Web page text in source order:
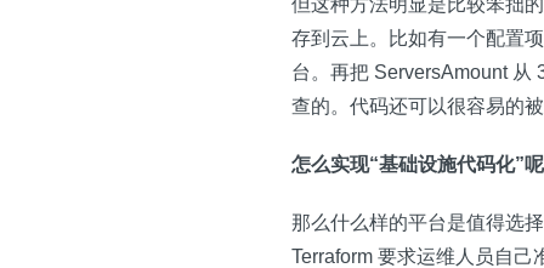
但这种方法明显是比较笨拙
存到云上。比如有一个配置
台。再把 ServersAmount 从
查的。代码还可以很容易的
怎么实现“基础设施代码化”
那么什么样的平台是值得选
Terraform 要求运维人员自